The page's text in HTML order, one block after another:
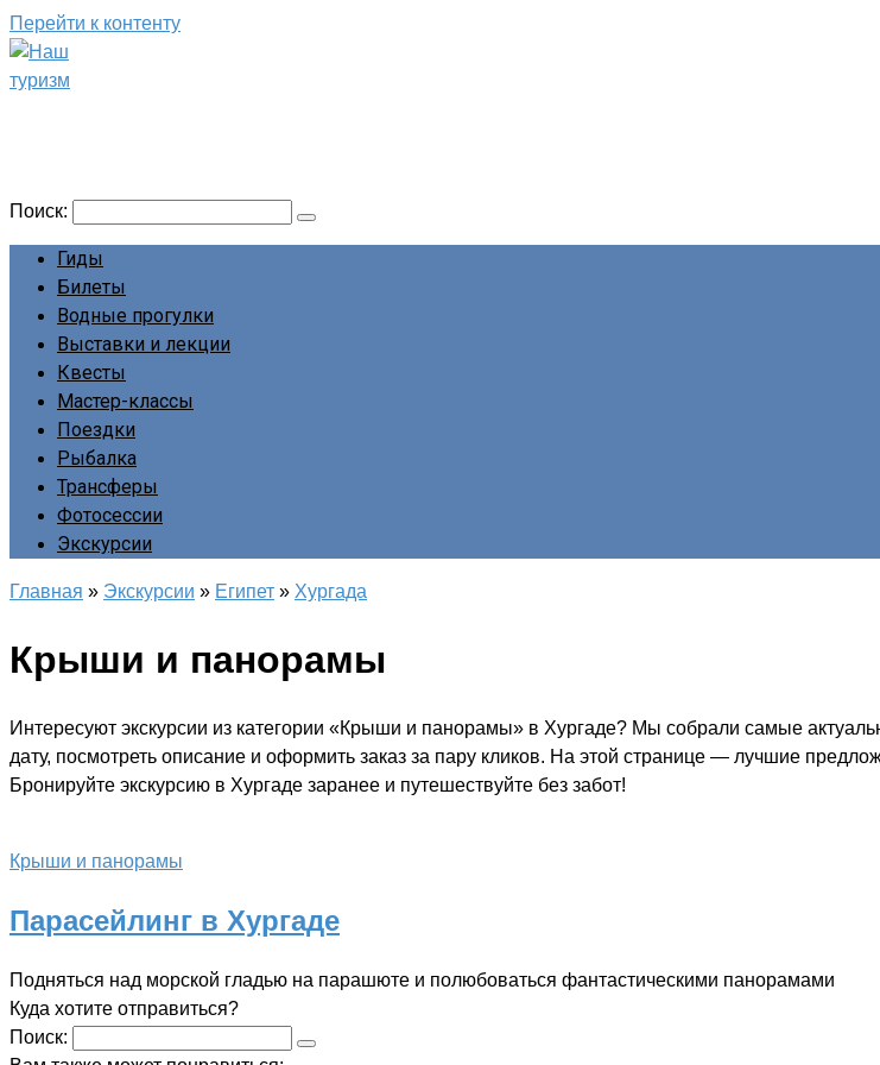
Перейти к контенту
Поиск:
Гиды
Билеты
Водные прогулки
Выставки и лекции
Квесты
Мастер-классы
Поездки
Рыбалка
Трансферы
Фотосессии
Экскурсии
Главная » Экскурсии » Египет » Хургада
Крыши и панорамы
Интересуют экскурсии из категории «Крыши и панорамы» в Хургаде? Мы собрали самые
дату, посмотреть описание и оформить заказ за пару кликов. На этой странице — лучшие
Бронируйте экскурсию в Хургаде заранее и путешествуйте без забот!
Крыши и панорамы
Парасейлинг в Хургаде
Подняться над морской гладью на парашюте и полюбоваться фантастическими панорамами
Куда хотите отправиться?
Поиск: